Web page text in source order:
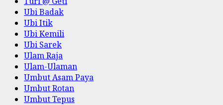
Ubi Badak
Ubi Itik
Ubi Kemili
Ubi Sarek
Ulam Raja
Ulam-Ulaman
Umbut Asam Paya
Umbut Rotan
Umbut Tepus